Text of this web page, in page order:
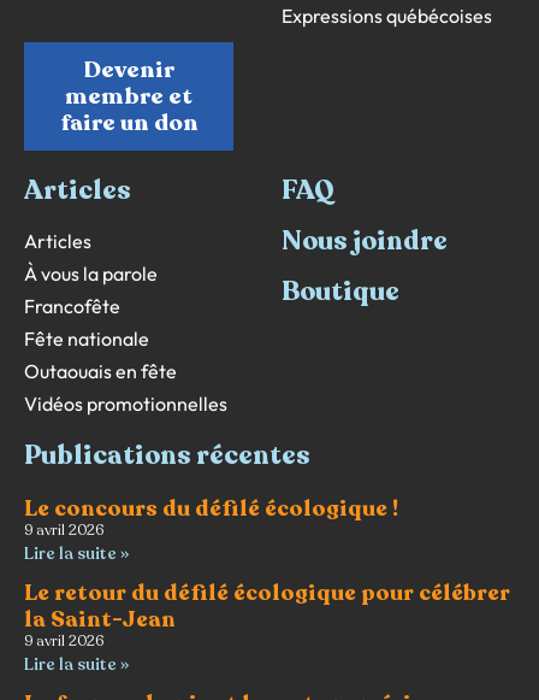
Devenir
membre et
faire un don
Expressions québécoises
Articles
Articles
À vous la parole
Francofête
Fête nationale
Outaouais en fête
Vidéos promotionnelles
FAQ
Nous joindre
Boutique
Publications récentes
Le concours du défilé écologique !
9 avril 2026
Lire la suite »
Le retour du défilé écologique pour célébrer
la Saint-Jean
9 avril 2026
Lire la suite »